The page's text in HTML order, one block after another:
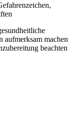
aufmerksam machen
beachten